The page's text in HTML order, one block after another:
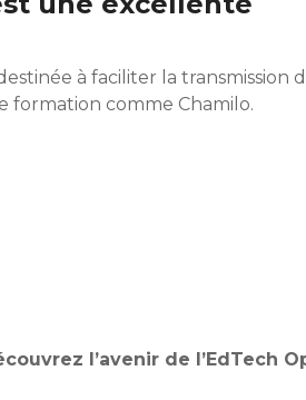
à faciliter la transmission
formation comme Chamilo.
l’avenir de l’EdTech